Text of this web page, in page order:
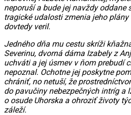
neporuší a bude jej navždy oddane
tragické udalosti zmenia jeho
dovtedy veril.
Jedného dňa mu cestu skríži
Severinu, dvorná dáma Izabely z
uchváti a jej úsmev v ňom prebudí
nepoznal. Ochotne jej poskytne
chrániť, no netuší, že
do pavučiny nebezpečných intríg a
o osude Uhorska a ohroziť životy
záleží.